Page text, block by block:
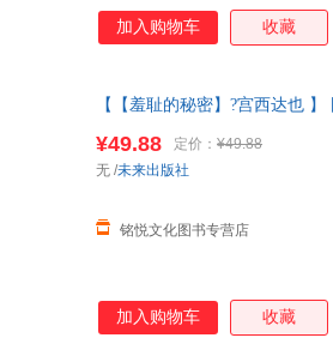
加入购物车 收藏
【【羞耻的秘密】?宫西达也 】
西达也
¥49.88 定价： ¥49.88
铭悦文化图书专营店
无 /未来出版社
加入购物车 收藏